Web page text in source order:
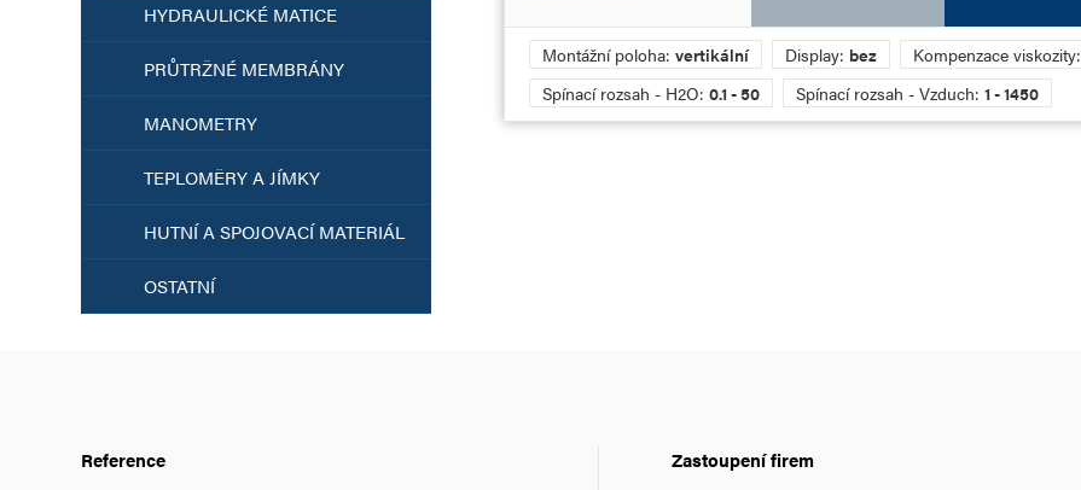
HYDRAULICKÉ MATICE
PRŮTRŽNÉ MEMBRÁNY
MANOMETRY
TEPLOMĚRY A JÍMKY
HUTNÍ A SPOJOVACÍ MATERIÁL
OSTATNÍ
Montážní poloha:vertikální Display: bez Kompenzace viskozity:
Spínací rozsah - H2O:0.1 - 50 Spínací rozsah - Vzduch:1 - 1450
Reference Zastoupení firem